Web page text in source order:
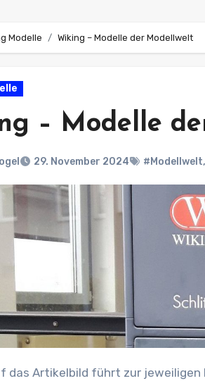
Modelle Wiking – Modelle der Modellwelt
– Modelle
29. November 2024 #Modellwelt
das Artikelbild führt zur